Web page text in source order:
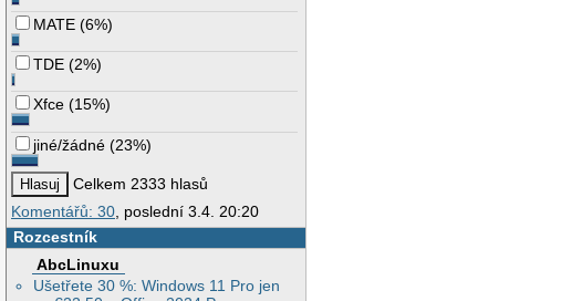
MATE (6%)
TDE (2%)
Xfce (15%)
jiné/žádné (23%)
Celkem 2333 hlasů
Komentářů: 30, poslední 3.4. 20:20
Rozcestník
AbcLinuxu
Ušetřete 30 %: Windows 11 Pro jen